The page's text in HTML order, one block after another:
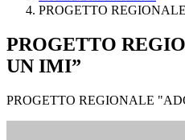
PROGETTO
PROGETTO
UN IMI”
PROGETTO REGIONALE